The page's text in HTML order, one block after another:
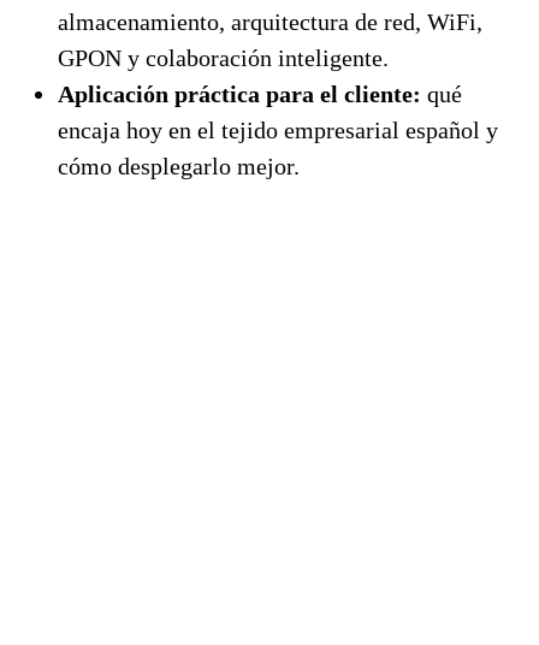
almacenamiento, arquitectura de red, WiFi,
GPON y colaboración inteligente.
Aplicación práctica para el cliente: qué
encaja hoy en el tejido empresarial español y
cómo desplegarlo mejor.